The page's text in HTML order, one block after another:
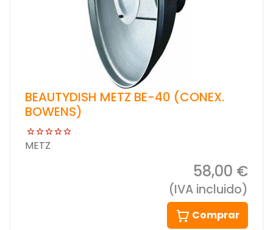
BEAUTYDISH METZ BE-40 (CONEX.
BOWENS)
METZ
58,00 €
(IVA incluido)
Comprar